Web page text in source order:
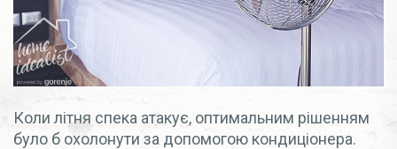
Коли літня спека атакує, оптимальним рішенням
було б охолонути за допомогою кондиціонера.